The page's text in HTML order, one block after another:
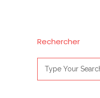
Rechercher
for: